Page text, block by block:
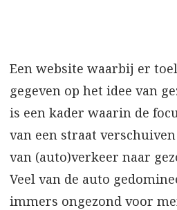
Een website waarbij er
gegeven op het idee van
is een kader waarin de
van een straat
van (auto)verkeer naar
Veel van de auto
immers ongezond voor